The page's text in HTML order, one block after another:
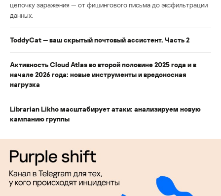
цепочку заражения — от фишингового письма до эксфильтрации
данных.
ToddyCat — ваш скрытый почтовый ассистент. Часть 2
Активность Cloud Atlas во второй половине 2025 года и в
начале 2026 года: новые инструменты и вредоносная
нагрузка
Librarian Likho масштабирует атаки: анализируем новую
кампанию группы